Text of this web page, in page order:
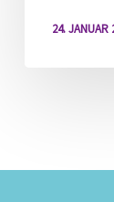
24. JANUAR